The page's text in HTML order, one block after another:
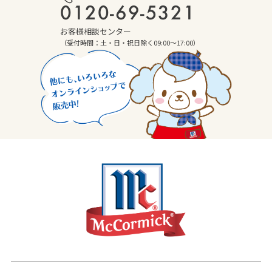
0120-69-5321
お客様相談センター
（受付時間：土・日・祝日除く09:00～17:00）